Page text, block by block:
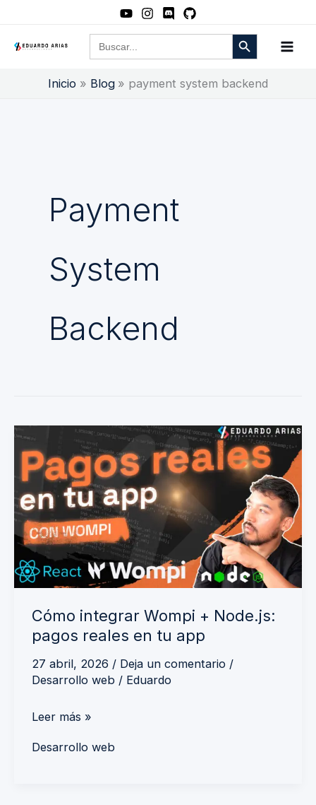
contenido
Buscar: Botón de búsqueda
Inicio Blog payment system backend
Payment
System
Backend
Cómo integrar Wompi + Node.js:
pagos reales en tu app
27 abril, 2026 / Deja un comentario /
Desarrollo web / Eduardo
integrar
Wompi
+
Node.js:
pagos
reales
en
Leer más »
Desarrollo web